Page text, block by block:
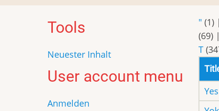
" (1)
(69) |
T
Tools
Neuester Inhalt
User account menu
Anmelden